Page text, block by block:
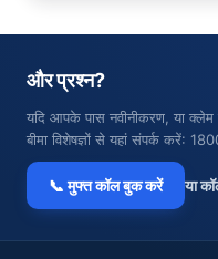
और प्रश्न?
यदि आपके पास नवीनीकरण, या
बीमा विशेषज्ञों से यहां संपर्क करें:
📞 मुफ्त कॉल बुक करें या